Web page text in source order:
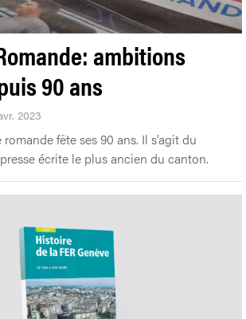
ambitions
90 ans
2023
fête ses 90 ans. Il s’agit du
écrite le plus ancien du canton.